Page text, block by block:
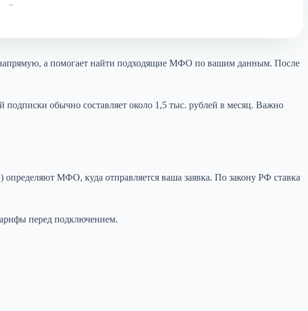
а помогает найти подходящие МФО по вашим данным. После
обычно составляет около 1,5 тыс. рублей в месяц. Важно
МФО, куда отправляется ваша заявка. По закону РФ ставка
перед подключением.